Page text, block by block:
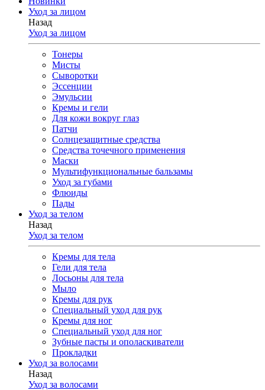
Уход за лицом
Назад
Уход за лицом
Тонеры
Мисты
Сыворотки
Эссенции
Эмульсии
Кремы и гели
Для кожи вокруг глаз
Патчи
Солнцезащитные средства
Средства точечного применения
Маски
Мультифункциональные бальзамы
Уход за губами
Флюиды
Пады
Уход за телом
Назад
Уход за телом
Кремы для тела
Гели для тела
Лосьоны для тела
Мыло
Кремы для рук
Специальный уход для рук
Кремы для ног
Специальный уход для ног
Зубные пасты и ополаскиватели
Прокладки
Уход за волосами
Назад
Уход за волосами